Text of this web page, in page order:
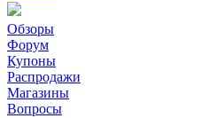
Обзоры
Форум
Купоны
Распродажи
Магазины
Вопросы